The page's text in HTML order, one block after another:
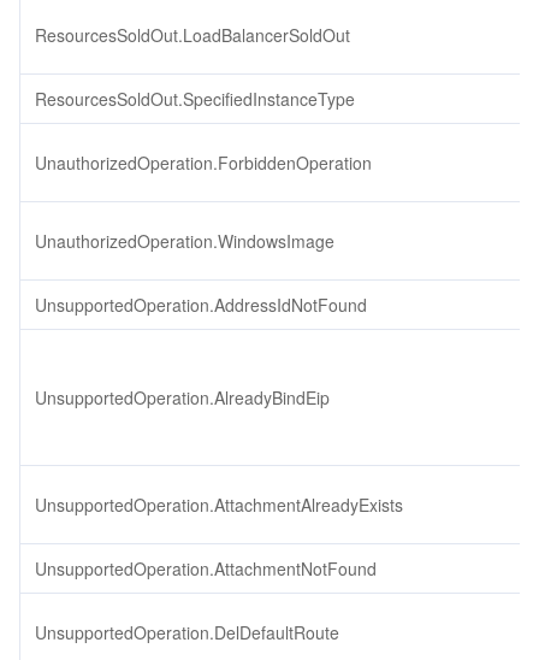
ResourcesSoldOut.LoadBalancerSoldOut
ResourcesSoldOut.SpecifiedInstanceType
UnauthorizedOperation.ForbiddenOperation
UnauthorizedOperation.WindowsImage
UnsupportedOperation.AddressIdNotFound
UnsupportedOperation.AlreadyBindEip
UnsupportedOperation.AttachmentAlreadyExists
UnsupportedOperation.AttachmentNotFound
UnsupportedOperation.DelDefaultRoute